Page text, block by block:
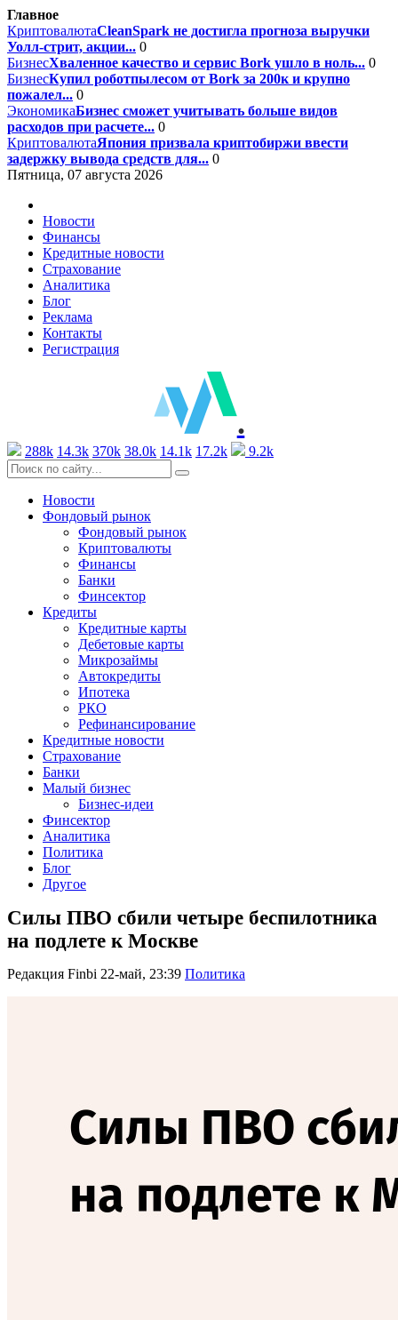
Главное
КриптовалютаCleanSpark не достигла прогноза выручки
Уолл-стрит, акции... 0
БизнесХваленное качество и сервис Bork ушло в ноль... 0
БизнесКупил роботпылесом от Bork за 200к и крупно
пожалел... 0
ЭкономикаБизнес сможет учитывать больше видов
расходов при расчете... 0
КриптовалютаЯпония призвала криптобиржи ввести
задержку вывода средств для... 0
Пятница, 07 августа 2026
Новости
Финансы
Кредитные новости
Страхование
Аналитика
Блог
Реклама
Контакты
Регистрация
.
288k 14.3k 370k 38.0k 14.1k 17.2k 9.2k
Новости
Фондовый рынок
Фондовый рынок
Криптовалюты
Финансы
Банки
Финсектор
Кредиты
Кредитные карты
Дебетовые карты
Микрозаймы
Автокредиты
Ипотека
РКО
Рефинансирование
Кредитные новости
Страхование
Банки
Малый бизнес
Бизнес-идеи
Финсектор
Аналитика
Политика
Блог
Другое
Силы ПВО сбили четыре беспилотника
на подлете к Москве
Редакция Finbi 22-май, 23:39 Политика